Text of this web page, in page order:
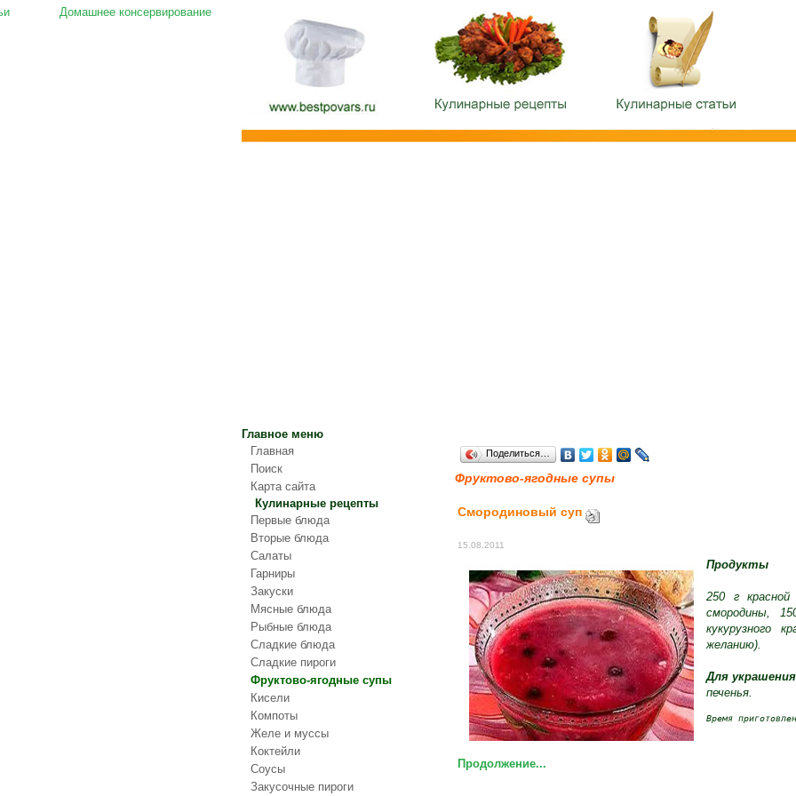
Домашнее консервирование
Главное меню
Главная
Поиск
Карта сайта
Кулинарные рецепты
Первые блюда
Вторые блюда
Салаты
Гарниры
Закуски
Мясные блюда
Рыбные блюда
Сладкие блюда
Сладкие пироги
Фруктово-ягодные супы
Кисели
Компоты
Желе и муссы
Коктейли
Соусы
Закусочные пироги
Поделиться…
Фруктово-ягодные супы
Смородиновый суп
15.08.2011
Продукты
250 г
смородины,
кукурузного
желанию).
Для
печенья.
Время
Продолжение...